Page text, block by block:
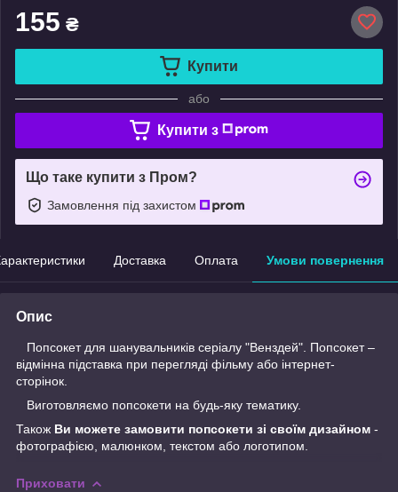
155 ₴
Купити
або
Купити з
Що таке купити з Пром?
Замовлення під захистом
Доставка Оплата Умови повернення
Опис
Попсокет для шанувальників серіалу "Венздей". Попсокет –
відмінна підставка при перегляді фільму або інтернет-
сторінок.
Виготовляємо попсокети на будь-яку тематику.
Також Ви можете замовити попсокети зі своїм дизайном -
фотографією, малюнком, текстом або логотипом.
Приховати